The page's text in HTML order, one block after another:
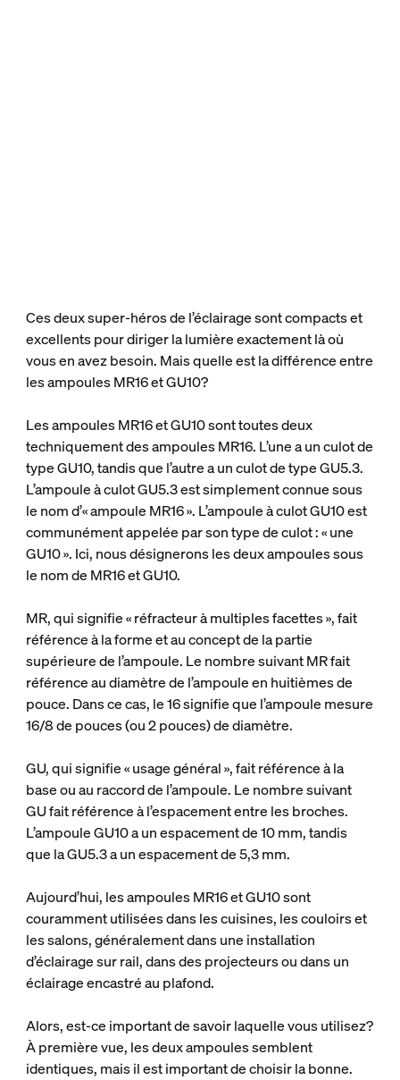
Ces deux super-héros de l’éclairage sont compacts et
excellents pour diriger la lumière exactement là où
vous en avez besoin. Mais quelle est la différence entre
les ampoules MR16 et GU10?
Les ampoules MR16 et GU10 sont toutes deux
techniquement des ampoules MR16. L’une a un culot de
type GU10, tandis que l’autre a un culot de type GU5.3.
L’ampoule à culot GU5.3 est simplement connue sous
le nom d’« ampoule MR16 ». L’ampoule à culot GU10 est
communément appelée par son type de culot : « une
GU10 ». Ici, nous désignerons les deux ampoules sous
le nom de MR16 et GU10.
MR, qui signifie « réfracteur à multiples facettes », fait
référence à la forme et au concept de la partie
supérieure de l’ampoule. Le nombre suivant MR fait
référence au diamètre de l’ampoule en huitièmes de
pouce. Dans ce cas, le 16 signifie que l’ampoule mesure
16/8 de pouces (ou 2 pouces) de diamètre.
GU, qui signifie « usage général », fait référence à la
base ou au raccord de l’ampoule. Le nombre suivant
GU fait référence à l’espacement entre les broches.
L’ampoule GU10 a un espacement de 10 mm, tandis
que la GU5.3 a un espacement de 5,3 mm.
Aujourd’hui, les ampoules MR16 et GU10 sont
couramment utilisées dans les cuisines, les couloirs et
les salons, généralement dans une installation
d’éclairage sur rail, dans des projecteurs ou dans un
éclairage encastré au plafond.
Alors, est-ce important de savoir laquelle vous utilisez?
À première vue, les deux ampoules semblent
identiques, mais il est important de choisir la bonne.